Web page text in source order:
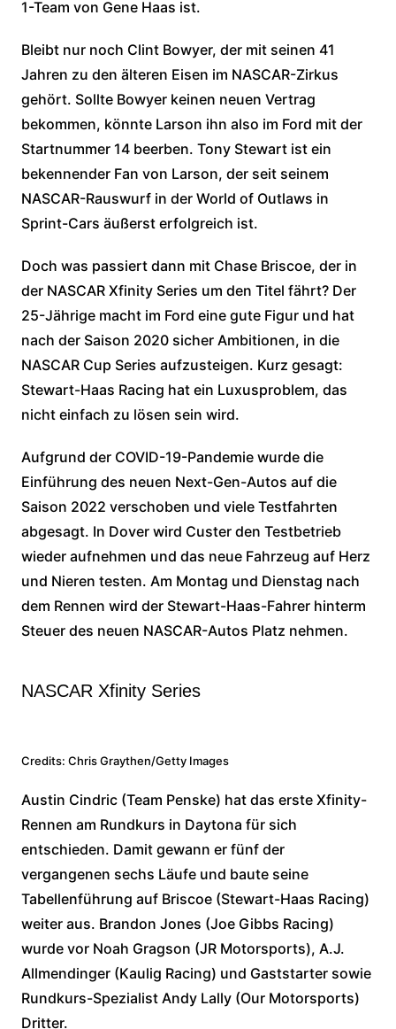
1-Team von Gene Haas ist.
Bleibt nur noch Clint Bowyer, der mit seinen 41
Jahren zu den älteren Eisen im NASCAR-Zirkus
gehört. Sollte Bowyer keinen neuen Vertrag
bekommen, könnte Larson ihn also im Ford mit der
Startnummer 14 beerben. Tony Stewart ist ein
bekennender Fan von Larson, der seit seinem
NASCAR-Rauswurf in der World of Outlaws in
Sprint-Cars äußerst erfolgreich ist.
Doch was passiert dann mit Chase Briscoe, der in
der NASCAR Xfinity Series um den Titel fährt? Der
25-Jährige macht im Ford eine gute Figur und hat
nach der Saison 2020 sicher Ambitionen, in die
NASCAR Cup Series aufzusteigen. Kurz gesagt:
Stewart-Haas Racing hat ein Luxusproblem, das
nicht einfach zu lösen sein wird.
Aufgrund der COVID-19-Pandemie wurde die
Einführung des neuen Next-Gen-Autos auf die
Saison 2022 verschoben und viele Testfahrten
abgesagt. In Dover wird Custer den Testbetrieb
wieder aufnehmen und das neue Fahrzeug auf Herz
und Nieren testen. Am Montag und Dienstag nach
dem Rennen wird der Stewart-Haas-Fahrer hinterm
Steuer des neuen NASCAR-Autos Platz nehmen.
NASCAR Xfinity Series
Credits: Chris Graythen/Getty Images
Austin Cindric (Team Penske) hat das erste Xfinity-
Rennen am Rundkurs in Daytona für sich
entschieden. Damit gewann er fünf der
vergangenen sechs Läufe und baute seine
Tabellenführung auf Briscoe (Stewart-Haas Racing)
weiter aus. Brandon Jones (Joe Gibbs Racing)
wurde vor Noah Gragson (JR Motorsports), A.J.
Allmendinger (Kaulig Racing) und Gaststarter sowie
Rundkurs-Spezialist Andy Lally (Our Motorsports)
Dritter.